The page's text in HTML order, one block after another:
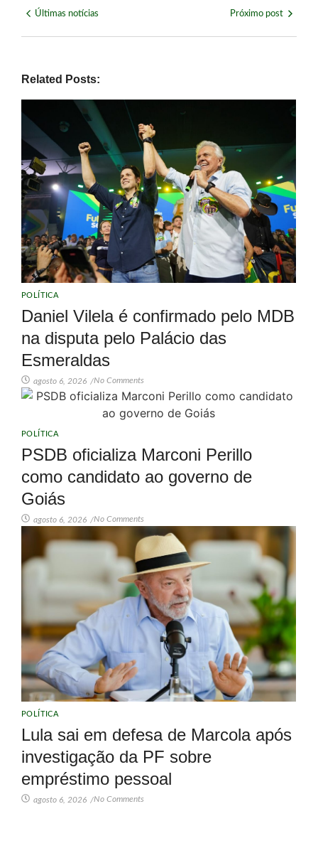
Últimas notícias Próximo post
Related Posts:
POLÍTICA
Daniel Vilela é confirmado pelo MDB
na disputa pelo Palácio das
Esmeraldas
agosto 6, 2026 /No Comments
POLÍTICA
PSDB oficializa Marconi Perillo
como candidato ao governo de
Goiás
agosto 6, 2026 /No Comments
POLÍTICA
Lula sai em defesa de Marcola após
investigação da PF sobre
empréstimo pessoal
agosto 6, 2026 /No Comments